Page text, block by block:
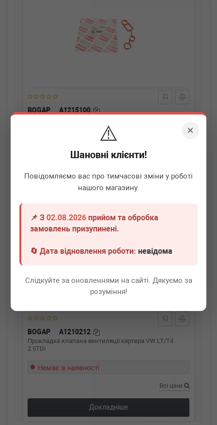
×
⚠️
Шановні клієнти!
Повідомляємо вас про тимчасові зміни у роботі
нашого магазину.
📌 З02.08.2026 прийом та обробка
замовлень призупинені.
🔄 Дата відновлення роботи:невідома
Слідкуйте за оновленнями на сайті. Дякуємо за
розуміння!
BOGAP A1215100
Докладніше
BOGAP A1210212
Прокладка клапана вентиляції картера VW LT/T4
2.5TDI
Немає в наявності
Всі ціни
Докладніше